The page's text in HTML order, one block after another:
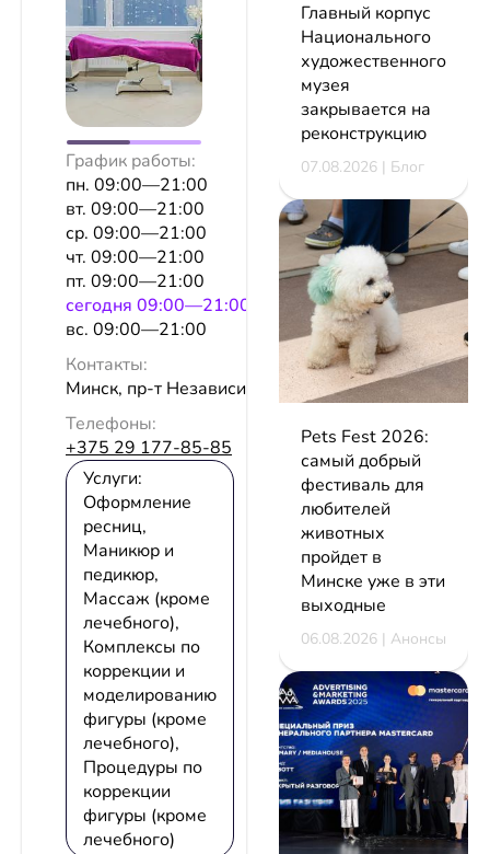
График работы:
пн. 09:00—21:00
вт. 09:00—21:00
ср. 09:00—21:00
чт. 09:00—21:00
пт. 09:00—21:00
сeгодня 09:00—21:00
вс. 09:00—21:00
Контакты:
Минск, пр-т Независимости, 177
Телефоны:
+375 29 177-85-85
Услуги:
Оформление
ресниц,
Маникюр и
педикюр,
Массаж (кроме
лечебного),
Комплексы по
коррекции и
моделированию
фигуры (кроме
лечебного),
Процедуры по
коррекции
фигуры (кроме
лечебного)
Главный корпус
Национального
художественного
музея
закрывается на
реконструкцию
07.08.2026 | Блог
Pets Fest 2026:
самый добрый
фестиваль для
любителей
животных
пройдет в
Минске уже в эти
выходные
06.08.2026 | Анонсы